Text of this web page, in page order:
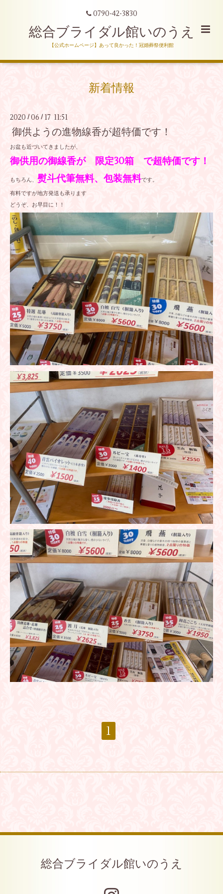
0790-42-3830
総合ブライダル館いのうえ
【公式ホームページ】あって良かった！冠婚葬祭便利館
新着情報
2020 /06 / 17 11:51
御供ようの進物線香が超特価です！
お盆も近づいてきましたが、
御供用の御線香が 限定30箱 で超特価です！
もちろん、 熨斗代筆無料、包装無料です。
有料ですが地方発送も承ります
どうぞ、お早目に！！
1
総合ブライダル館いのうえ